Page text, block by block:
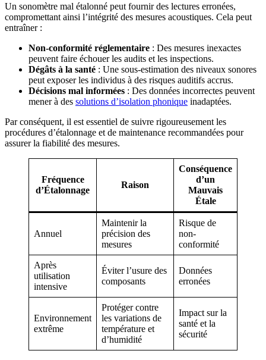
Un sonomètre mal étalonné peut fournir des lectures erronées,
compromettant ainsi l’intégrité des mesures acoustiques. Cela peut
entraîner :
Non-conformité réglementaire : Des mesures inexactes
peuvent faire échouer les audits et les inspections.
Dégâts à la santé : Une sous-estimation des niveaux sonores
peut exposer les individus à des risques auditifs accrus.
Décisions mal informées : Des données incorrectes peuvent
mener à des solutions d’isolation phonique inadaptées.
Par conséquent, il est essentiel de suivre rigoureusement les
procédures d’étalonnage et de maintenance recommandées pour
assurer la fiabilité des mesures.
Fréquence
d’Étalonnage
Raison
Conséquence
d’un
Mauvais
Étale
Annuel
Maintenir la
précision des
mesures
Risque de
non-
conformité
Après
utilisation
intensive
Éviter l’usure des
composants
Données
erronées
Environnement
extrême
Protéger contre
les variations de
température et
d’humidité
Impact sur la
santé et la
sécurité